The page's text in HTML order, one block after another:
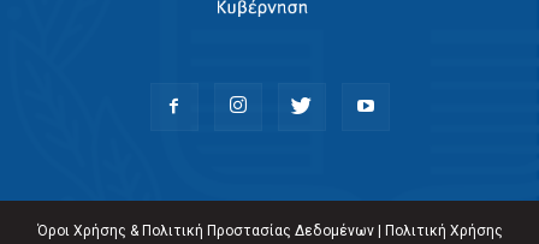
Όροι Χρήσης & Πολιτική Προστασίας Δεδομένων|
Πολιτική Χρήσης